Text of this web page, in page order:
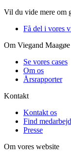
Vil du vide mere om
Få del i vores
Om Viegand Maagøe
Se vores cases
Om os
Årsrapporter
Kontakt
Kontakt os
Find
Presse
Om vores website